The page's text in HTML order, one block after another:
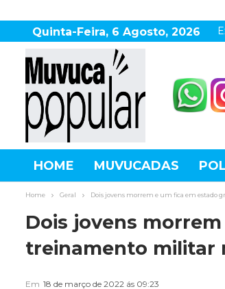
Quinta-Feira, 6 Agosto, 2026
HOME MUVUCADAS
AGRONEGÓCIO
Home Geral Dois jovens morrem e um fica em estado
Dois jovens
treinamento militar
Em 18 de março de 2022 ás 09:23